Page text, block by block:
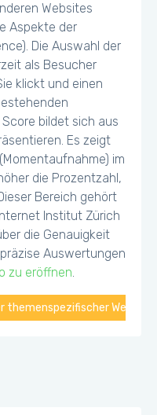
Websites
Aspekte der
Die Auswahl der
als Besucher
klickt und einen
bildet sich aus
Es zeigt
im
die Prozentzahl,
Bereich gehört
Institut Zürich
die Genauigkeit
Auswertungen
zu eröffnen.
themenspezifischer